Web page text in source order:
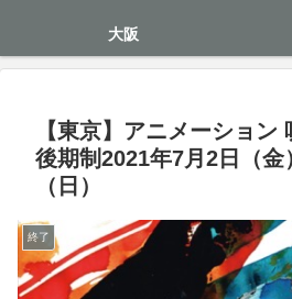
大阪
【東京】アニメーション
後期制2021年7月2日（金
（日）
終了